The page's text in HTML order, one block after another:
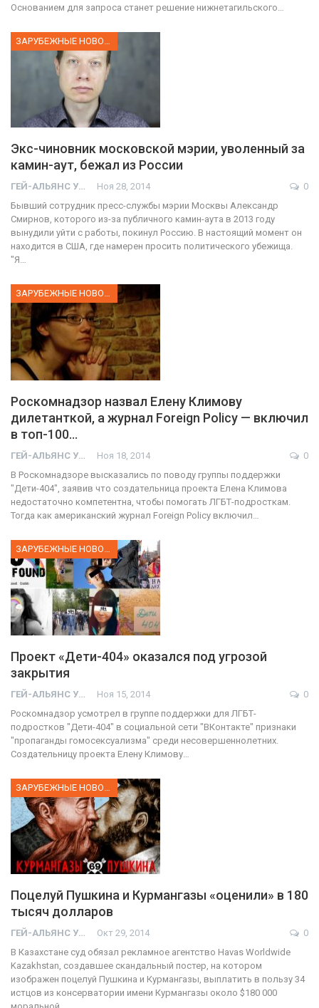
Основанием для запроса станет решение нижнетагильского…
Экс-чиновник московской мэрии, уволенный за
камин-аут, бежал из России
ГЕЙ-АЛЬЯНС УКРАИНА Ноя 28, 2014
0
Бывший сотрудник пресс-службы мэрии Москвы Александр
Смирнов, которого из-за публичного камин-аута в 2013 году
вынудили уйти с работы, покинул Россию. В настоящий момент он
находится в США, где намерен просить политического убежища.
"Я…
ЗАРУБЕЖНЫЕ НОВОСТИ
Роскомнадзор назвал Елену Климову
дилетанткой, а журнал Foreign Policy — включил
в топ-100…
ГЕЙ-АЛЬЯНС УКРАИНА Ноя 18, 2014
0
В Роскомнадзоре высказались по поводу группы поддержки
"Дети-404", заявив что создательница проекта Елена Климова
недостаточно компетентна, чтобы помогать ЛГБТ-подросткам.
Тогда как американский журнал Foreign Policy включил…
Проект «Дети-404» оказался под угрозой
закрытия
ГЕЙ-АЛЬЯНС УКРАИНА Ноя 15, 2014
0
Роскомнадзор усмотрел в группе поддержки для ЛГБТ-
подростков "Дети-404" в социальной сети "ВКонтакте" признаки
"пропаганды гомосексуализма" среди несовершеннолетних.
Создательницу проекта Елену Климову…
ЗАРУБЕЖНЫЕ НОВОСТИ
Поцелуй Пушкина и Курмангазы «оценили» в 180
тысяч долларов
ГЕЙ-АЛЬЯНС УКРАИНА Окт 29, 2014
0
В Казахстане суд обязал рекламное агентство Havas Worldwide
Kazakhstan, создавшее скандальный постер, на котором
изображен поцелуй Пушкина и Курмангазы, выплатить в пользу 34
истцов из консерватории имени Курмангазы около $180 000